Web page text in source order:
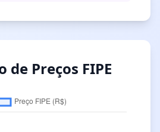
de Preços FIPE